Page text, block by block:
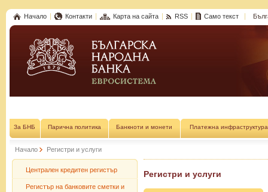
Начало Контакти Карта на сайта RSS Само текст
За БНБ Парична политика Банкноти и монети Платежна инфраструктура
Начало Регистри и услуги
Централен кредитен регистър
Регистър на банковите сметки и
Регистри и услуги